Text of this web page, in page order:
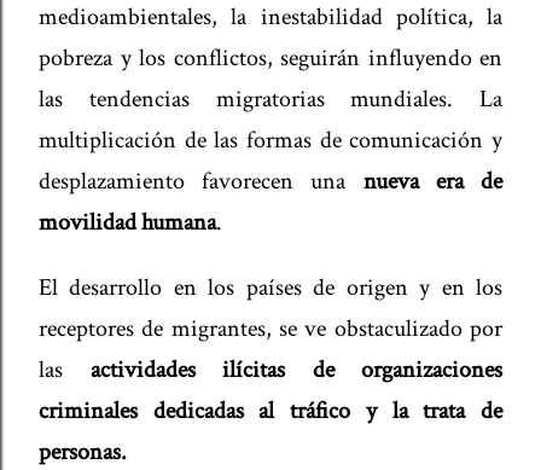
medioambientales, la inestabilidad política, la
pobreza y los conflictos, seguirán influyendo en
las tendencias migratorias mundiales. La
multiplicación de las formas de comunicación y
desplazamiento favorecen una nueva era de
movilidad humana.
El desarrollo en los países de origen y en los
receptores de migrantes, se ve obstaculizado por
las actividades ilícitas de organizaciones
criminales dedicadas al tráfico y la trata de
personas.